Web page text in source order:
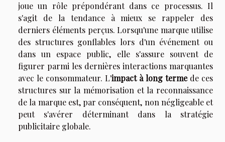
joue un rôle prépondérant dans ce processus. Il
s'agit de la tendance à mieux se rappeler des
derniers éléments perçus. Lorsqu'une marque utilise
des structures gonflables lors d'un événement ou
dans un espace public, elle s'assure souvent de
figurer parmi les dernières interactions marquantes
avec le consommateur. L'impact à long termede ces
structures sur la mémorisation et la reconnaissance
de la marque est, par conséquent, non négligeable et
peut s'avérer déterminant dans la stratégie
publicitaire globale.